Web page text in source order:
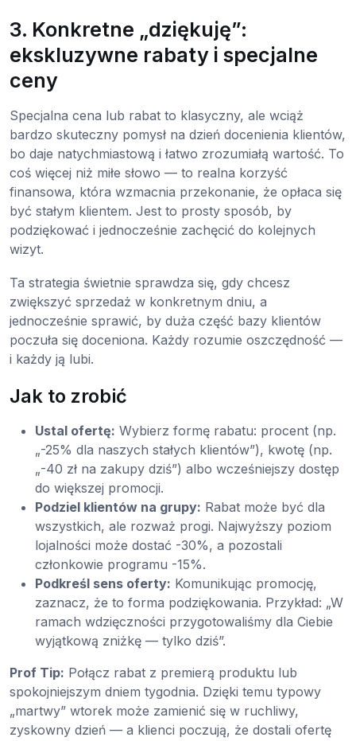
3. Konkretne „dziękuję”:
ekskluzywne rabaty i specjalne
ceny
Specjalna cena lub rabat to klasyczny, ale wciąż
bardzo skuteczny pomysł na dzień docenienia klientów,
bo daje natychmiastową i łatwo zrozumiałą wartość. To
coś więcej niż miłe słowo — to realna korzyść
finansowa, która wzmacnia przekonanie, że opłaca się
być stałym klientem. Jest to prosty sposób, by
podziękować i jednocześnie zachęcić do kolejnych
wizyt.
Ta strategia świetnie sprawdza się, gdy chcesz
zwiększyć sprzedaż w konkretnym dniu, a
jednocześnie sprawić, by duża część bazy klientów
poczuła się doceniona. Każdy rozumie oszczędność —
i każdy ją lubi.
Jak to zrobić
Ustal ofertę: Wybierz formę rabatu: procent (np.
„-25% dla naszych stałych klientów”), kwotę (np.
„-40 zł na zakupy dziś”) albo wcześniejszy dostęp
do większej promocji.
Podziel klientów na grupy: Rabat może być dla
wszystkich, ale rozważ progi. Najwyższy poziom
lojalności może dostać -30%, a pozostali
członkowie programu -15%.
Podkreśl sens oferty: Komunikując promocję,
zaznacz, że to forma podziękowania. Przykład: „W
ramach wdzięczności przygotowaliśmy dla Ciebie
wyjątkową zniżkę — tylko dziś”.
Prof Tip: Połącz rabat z premierą produktu lub
spokojniejszym dniem tygodnia. Dzięki temu typowy
„martwy” wtorek może zamienić się w ruchliwy,
zyskowny dzień — a klienci poczują, że dostali ofertę